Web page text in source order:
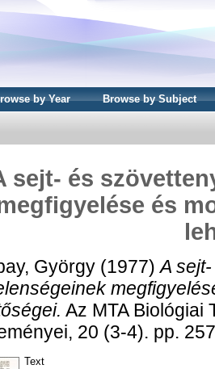
by Year Browse by Subject
sejt- és
és
György (1977)A
Az MTA Biológiai
20 (3-4). pp.
Text